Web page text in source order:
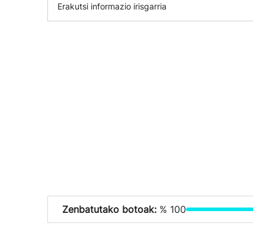
Erakutsi informazio irisgarria
Zenbatutako botoak: % 100